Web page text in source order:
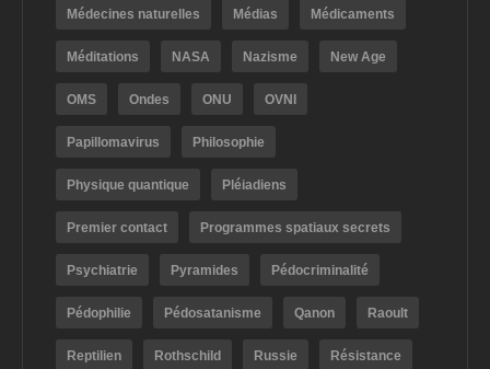
Médecines naturelles Médias Médicaments
Méditations NASA Nazisme New Age
OMS Ondes ONU OVNI
Papillomavirus Philosophie
Physique quantique Pléiadiens
Premier contact Programmes spatiaux secrets
Psychiatrie Pyramides Pédocriminalité
Pédophilie Pédosatanisme Qanon Raoult
Reptilien Rothschild Russie Résistance